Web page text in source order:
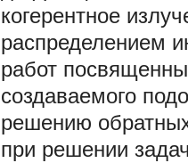
когерентное
распределением
работ
создаваемого
решению
при решении